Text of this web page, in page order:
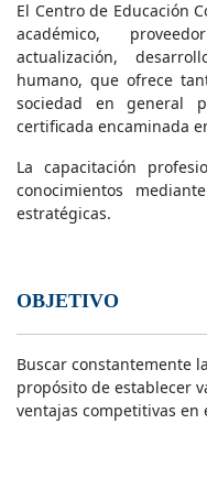
El Centro de Educación
académico,
actualización,
humano, que ofrece
sociedad en general
certificada encaminada
La capacitación
conocimientos
estratégicas.
OBJETIVO
Buscar constantemente
propósito de establecer
ventajas competitivas en